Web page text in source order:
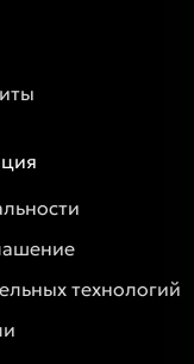
технологий